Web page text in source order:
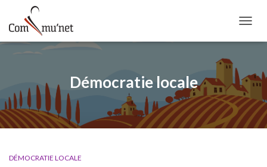
Démocratie locale
DÉMOCRATIE LOCALE